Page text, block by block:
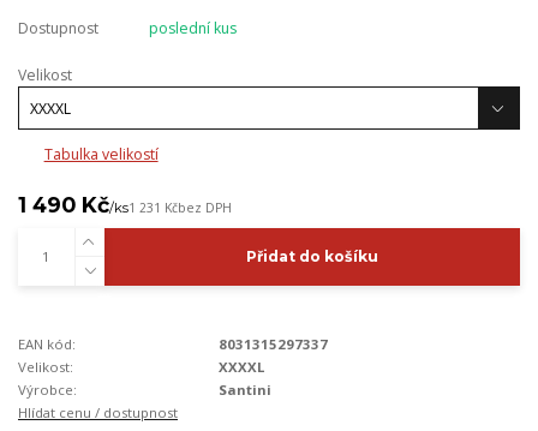
Dostupnost poslední kus
Velikost
Tabulka velikostí
1 490 Kč/ks1 231 Kčbez DPH
Přidat do košíku
EAN kód:
8031315297337
Velikost:
XXXXL
Výrobce:
Santini
Hlídat cenu / dostupnost